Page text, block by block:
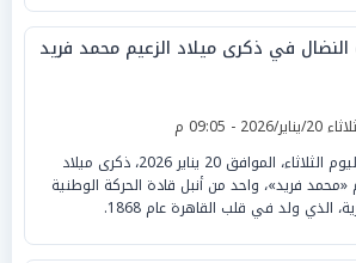
النضال في ذكرى ميلاد الزعيم محمد فريد
يناير/2026 - 09:05 م
تحل اليوم الثلاثاء، الموافق 20 يناير 2026، ذكرى ميلاد
«محمد فريد»، واحد من أنبل قادة الحركة الوطنية
الذي ولد في قلب القاهرة عام 1868.